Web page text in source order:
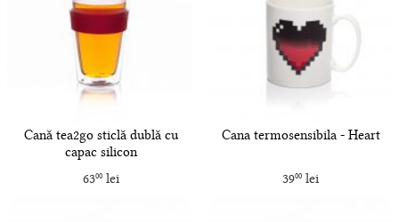
Cană tea2go sticlă dublă cu
capac silicon
6300lei
Cana termosensibila - Heart
3900lei